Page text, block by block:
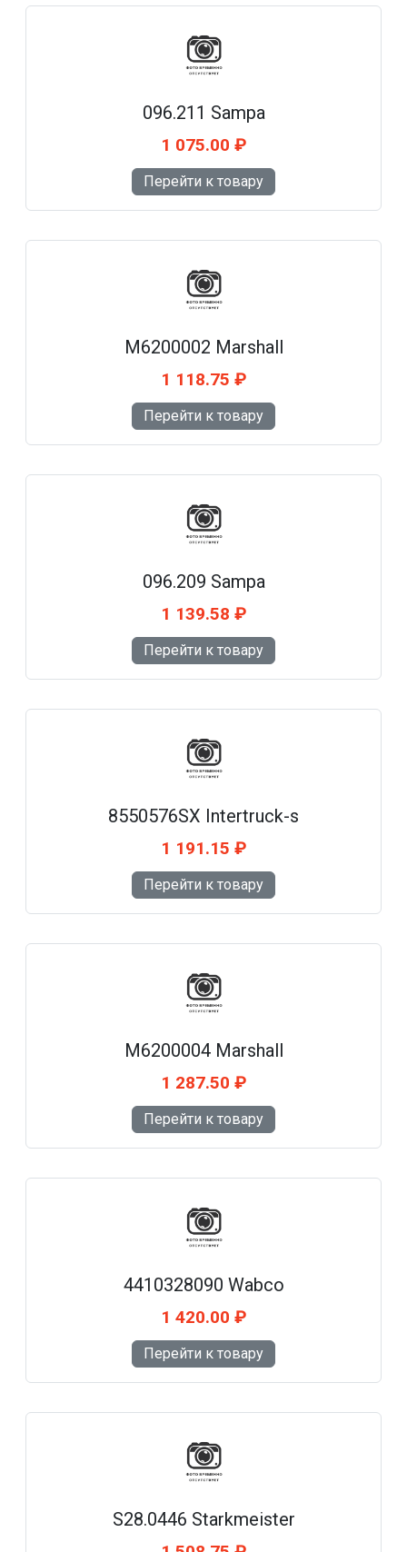
096.211 Sampa
1 075.00 ₽
Перейти к товару
M6200002 Marshall
1 118.75 ₽
Перейти к товару
096.209 Sampa
1 139.58 ₽
Перейти к товару
8550576SX Intertruck-s
1 191.15 ₽
Перейти к товару
M6200004 Marshall
1 287.50 ₽
Перейти к товару
4410328090 Wabco
1 420.00 ₽
Перейти к товару
S28.0446 Starkmeister